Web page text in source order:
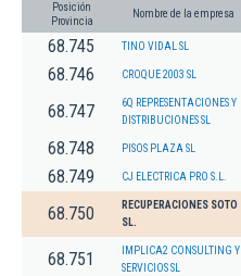
Posición
Provincia
Nombre de la empresa
68.745 TINO VIDAL SL
68.746 CROQUE 2003 SL
68.747
6Q REPRESENTACIONES Y
DISTRIBUCIONES SL
68.748 PISOS PLAZA SL
68.749 CJ ELECTRICA PRO S.L.
68.750
RECUPERACIONES SOTO
SL.
68.751
IMPLICA2 CONSULTING Y
SERVICIOS SL